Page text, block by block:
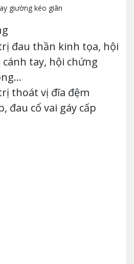
giường kéo giãn
đau thần kinh tọa, hội
cánh tay, hội chứng
thoát vị đĩa đệm
đau cổ vai gáy cấp